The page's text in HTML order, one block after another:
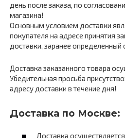
день после заказа, по
магазина!
Основным условием доставки
покупателя на адресе принятия
доставки, заранее определенный
Доставка заказанного товара
Убедительная просьба
адресу доставки в течение дня!
Доставка по Москве:
Доставка